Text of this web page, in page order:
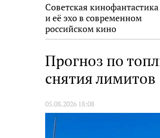
Советская кинофантастика
и её эхо в современном
российском кино
Прогноз по
снятия лимитов
05.08.2026 18:08